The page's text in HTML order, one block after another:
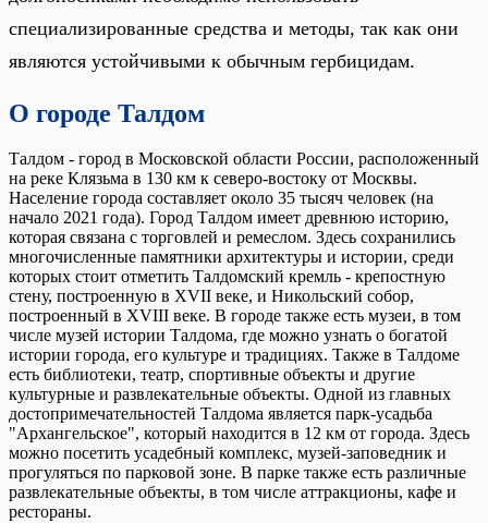
специализированные средства и методы, так как они
являются устойчивыми к обычным гербицидам.
О городе Талдом
Талдом - город в Московской области России, расположенный
на реке Клязьма в 130 км к северо-востоку от Москвы.
Население города составляет около 35 тысяч человек (на
начало 2021 года). Город Талдом имеет древнюю историю,
которая связана с торговлей и ремеслом. Здесь сохранились
многочисленные памятники архитектуры и истории, среди
которых стоит отметить Талдомский кремль - крепостную
стену, построенную в XVII веке, и Никольский собор,
построенный в XVIII веке. В городе также есть музеи, в том
числе музей истории Талдома, где можно узнать о богатой
истории города, его культуре и традициях. Также в Талдоме
есть библиотеки, театр, спортивные объекты и другие
культурные и развлекательные объекты. Одной из главных
достопримечательностей Талдома является парк-усадьба
"Архангельское", который находится в 12 км от города. Здесь
можно посетить усадебный комплекс, музей-заповедник и
прогуляться по парковой зоне. В парке также есть различные
развлекательные объекты, в том числе аттракционы, кафе и
рестораны.